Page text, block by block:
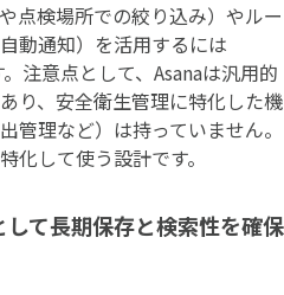
点検場所での絞り込み）やルー
動通知）を活用するには
注意点として、Asanaは汎用的
り、安全衛生管理に特化した機
管理など）は持っていません。
化して使う設計です。
て長期保存と検索性を確保